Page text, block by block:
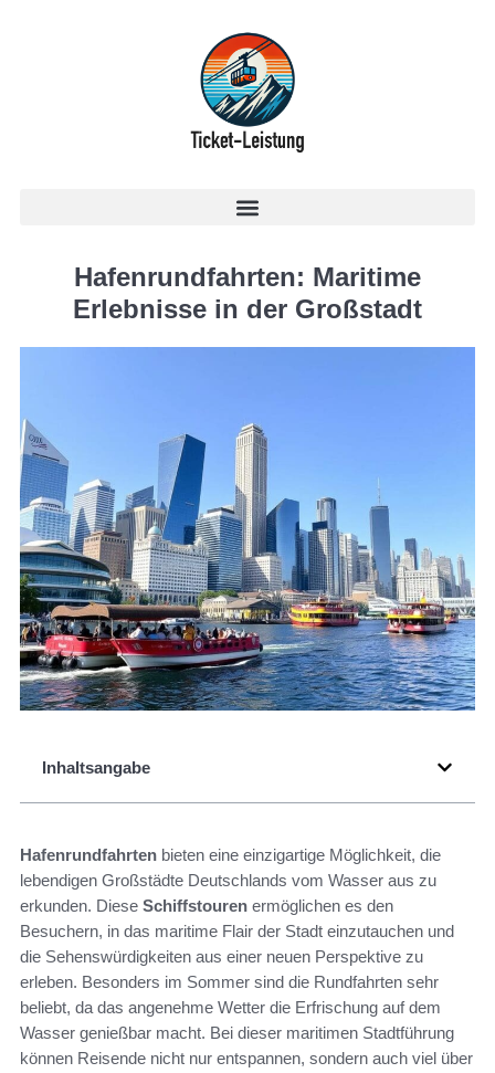
Hafenrundfahrten: Maritime
Erlebnisse in der Großstadt
Inhaltsangabe
Hafenrundfahrten bieten eine einzigartige Möglichkeit, die
lebendigen Großstädte Deutschlands vom Wasser aus zu
erkunden. Diese Schiffstouren ermöglichen es den
Besuchern, in das maritime Flair der Stadt einzutauchen und
die Sehenswürdigkeiten aus einer neuen Perspektive zu
erleben. Besonders im Sommer sind die Rundfahrten sehr
beliebt, da das angenehme Wetter die Erfrischung auf dem
Wasser genießbar macht. Bei dieser maritimen Stadtführung
können Reisende nicht nur entspannen, sondern auch viel über